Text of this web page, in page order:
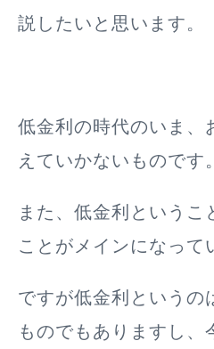
説したいと思います。
低金利の時代のいま、
えていかないものです。
また、低金利という
ことがメインになって
ですが低金利というの
ものでもありますし